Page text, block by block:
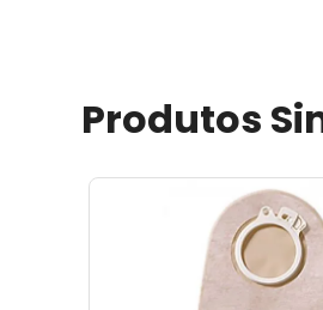
Produtos